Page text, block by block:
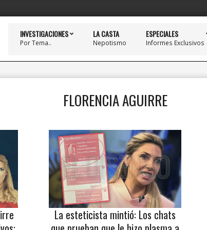
INVESTIGACIONES
Por Tema..
LA CASTA
Nepotismo
ESPECIALES
Informes Exclusivos
FLORENCIA AGUIRRE
La esteticista mintió: Los chats